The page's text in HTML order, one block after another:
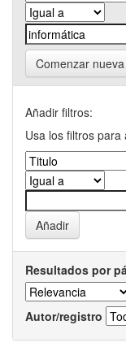
Comenzar
Añadir filtros:
Usa los filtros
Resultados por
Autor/registro